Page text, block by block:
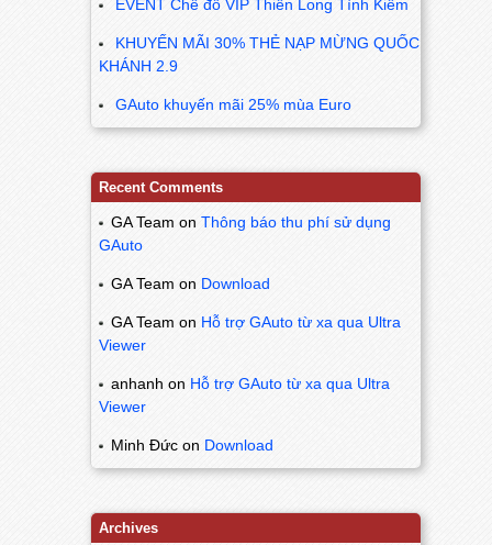
EVENT Chế đồ VIP Thiên Long Tình Kiếm
KHUYẾN MÃI 30% THẺ NẠP MỪNG QUỐC
KHÁNH 2.9
GAuto khuyến mãi 25% mùa Euro
Recent Comments
GA Team on Thông báo thu phí sử dụng
GAuto
GA Team on Download
GA Team on Hỗ trợ GAuto từ xa qua Ultra
Viewer
anhanh on Hỗ trợ GAuto từ xa qua Ultra
Viewer
Minh Đức on Download
Archives